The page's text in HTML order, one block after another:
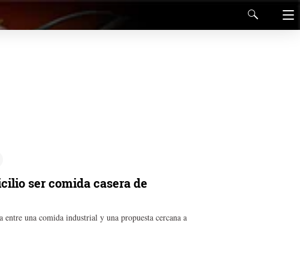
ser comida casera de
una comida industrial y una propuesta cercana a